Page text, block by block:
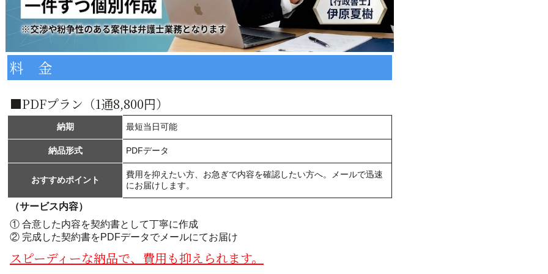
料 金
■PDFプラン（1通8,800円）
納期 最短当日可能
納品形式 PDFデータ
おすすめポイント
費用を抑えたい方、お急ぎで内容を確認したい方へ。メールで迅速
にお届けします。
（サービス内容）
① 合意した内容を契約書として丁寧に作成
② 完成した契約書をPDFデータでメールにてお届け
スピーディーな納品で、費用も抑えられます。